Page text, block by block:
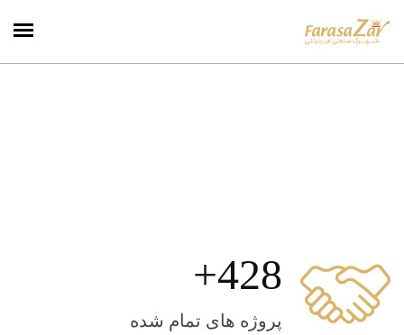
428
پروژه های تمام شده